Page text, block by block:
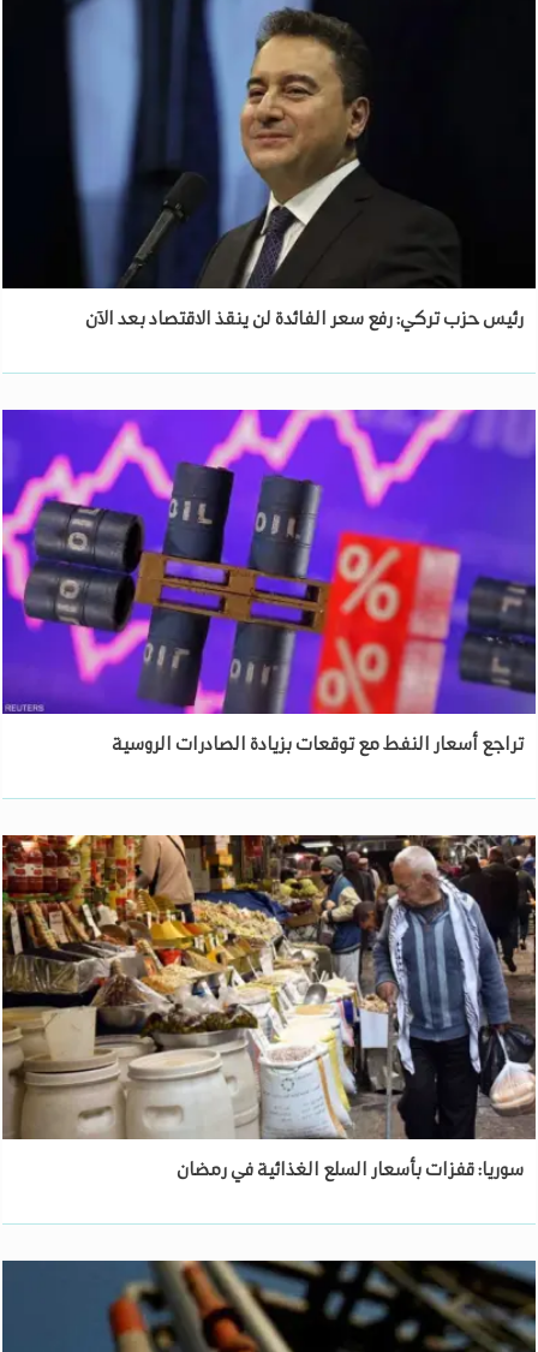
رئيس حزب تركي: رفع سعر الفائدة لن ينقذ الاقتصاد بعد الآن
تراجع أسعار النفط مع توقعات بزيادة الصادرات الروسية
سوريا: قفزات بأسعار السلع الغذائية في رمضان